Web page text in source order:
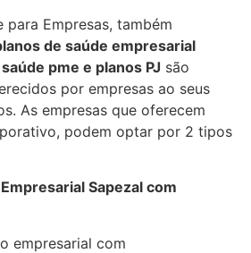
para Empresas, também
de saúde empresarial
pme e planos PJ são
por empresas ao seus
As empresas que oferecem
podem optar por 2 tipos
Sapezal com
empresarial com